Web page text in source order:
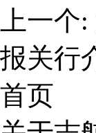
上一个:
报关行
首页